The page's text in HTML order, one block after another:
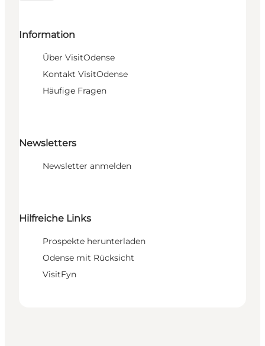
Information
Über VisitOdense
Kontakt VisitOdense
Häufige Fragen
Newsletters
Newsletter anmelden
Hilfreiche Links
Prospekte herunterladen
Odense mit Rücksicht
VisitFyn